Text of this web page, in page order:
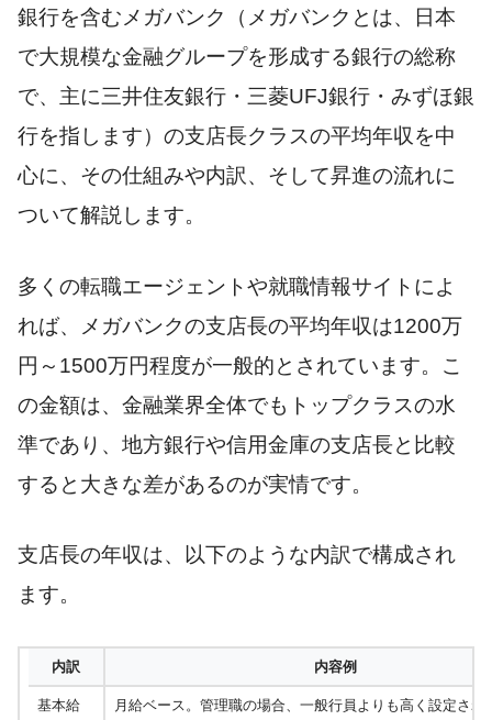
銀行を含むメガバンク（メガバンクとは、日本
で大規模な金融グループを形成する銀行の総称
で、主に三井住友銀行・三菱UFJ銀行・みずほ銀
行を指します）の支店長クラスの平均年収を中
心に、その仕組みや内訳、そして昇進の流れに
ついて解説します。
多くの転職エージェントや就職情報サイトによ
れば、メガバンクの支店長の平均年収は1200万
円～1500万円程度が一般的とされています。こ
の金額は、金融業界全体でもトップクラスの水
準であり、地方銀行や信用金庫の支店長と比較
すると大きな差があるのが実情です。
支店長の年収は、以下のような内訳で構成され
ます。
内訳 内容例
基本給 月給ベース。管理職の場合、一般行員よりも高く設定され